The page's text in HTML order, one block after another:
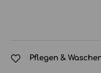
Pflegen &